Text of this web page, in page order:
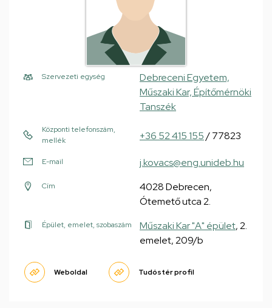
Szervezeti egység
Debreceni Egyetem,
Műszaki Kar, Építőmérnöki
Tanszék
Központi telefonszám,
mellék
+36 52 415 155/ 77823
E-mail j.kovacs@eng.unideb.hu
Cím
4028 Debrecen,
Ótemető utca 2.
Épület, emelet, szobaszám Műszaki Kar "A" épület, 2.
emelet, 209/b
Weboldal Tudóstér profil